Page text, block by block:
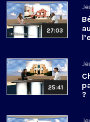
27:03
25:41
?